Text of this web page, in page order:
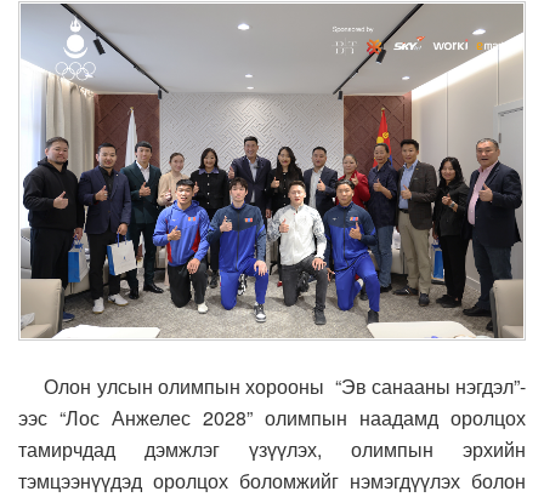
Олон улсын олимпын хорооны “Эв санааны нэгдэл”-
ээс “Лос Анжелес 2028” олимпын наадамд оролцох
тамирчдад дэмжлэг үзүүлэх, олимпын эрхийн
тэмцээнүүдэд оролцох боломжийг нэмэгдүүлэх болон